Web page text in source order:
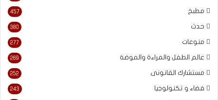
مطبخ 457
حدث 380
منوعات 277
عالم الطفل والمراءة والموضة 269
مستشارك القانونى 252
فضاء و تكنولوجيا 243